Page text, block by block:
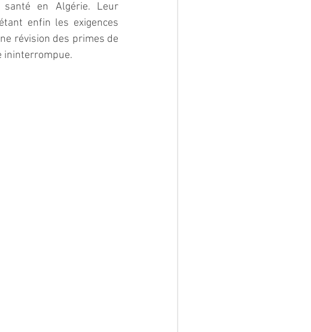
en Algérie. Leur
enfin les exigences
révision des primes de
ininterrompue.